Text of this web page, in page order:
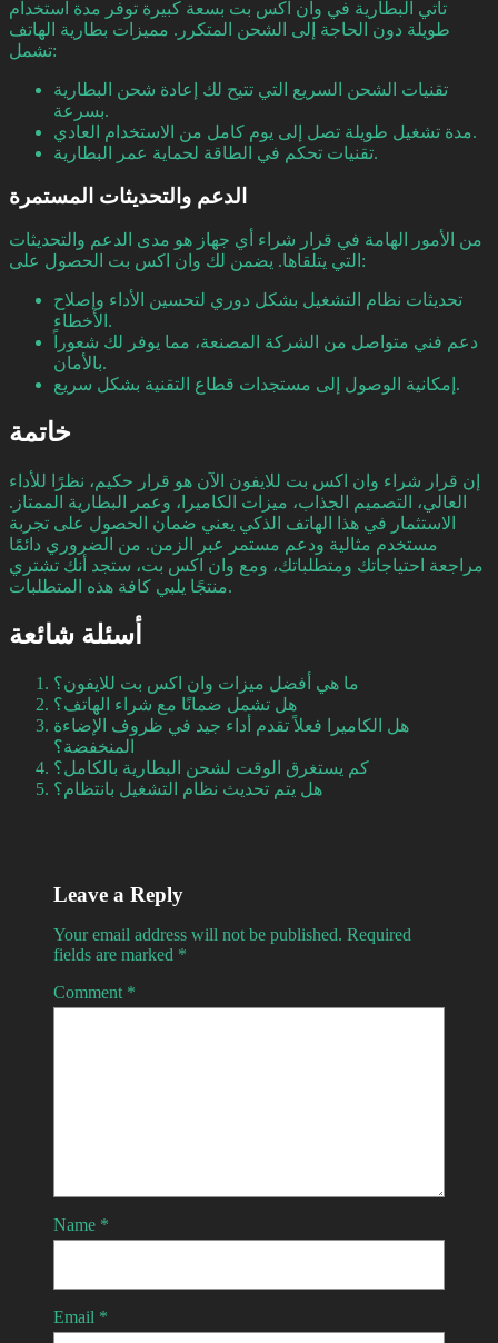
تأتي البطارية في وان اكس بت بسعة كبيرة توفر مدة استخدام
طويلة دون الحاجة إلى الشحن المتكرر. مميزات بطارية الهاتف
تشمل:
تقنيات الشحن السريع التي تتيح لك إعادة شحن البطارية
بسرعة.
مدة تشغيل طويلة تصل إلى يوم كامل من الاستخدام العادي.
تقنيات تحكم في الطاقة لحماية عمر البطارية.
الدعم والتحديثات المستمرة
من الأمور الهامة في قرار شراء أي جهاز هو مدى الدعم والتحديثات
التي يتلقاها. يضمن لك وان اكس بت الحصول على:
تحديثات نظام التشغيل بشكل دوري لتحسين الأداء وإصلاح
الأخطاء.
دعم فني متواصل من الشركة المصنعة، مما يوفر لك شعوراً
بالأمان.
إمكانية الوصول إلى مستجدات قطاع التقنية بشكل سريع.
خاتمة
إن قرار شراء وان اكس بت للايفون الآن هو قرار حكيم، نظرًا للأداء
العالي، التصميم الجذاب، ميزات الكاميرا، وعمر البطارية الممتاز.
الاستثمار في هذا الهاتف الذكي يعني ضمان الحصول على تجربة
مستخدم مثالية ودعم مستمر عبر الزمن. من الضروري دائمًا
مراجعة احتياجاتك ومتطلباتك، ومع وان اكس بت، ستجد أنك تشتري
منتجًا يلبي كافة هذه المتطلبات.
أسئلة شائعة
ما هي أفضل ميزات وان اكس بت للايفون؟
هل تشمل ضمانًا مع شراء الهاتف؟
هل الكاميرا فعلاً تقدم أداء جيد في ظروف الإضاءة
المنخفضة؟
كم يستغرق الوقت لشحن البطارية بالكامل؟
هل يتم تحديث نظام التشغيل بانتظام؟
Leave a Reply
Your email address will not be published. Required
fields are marked *
Comment *
Name *
Email *